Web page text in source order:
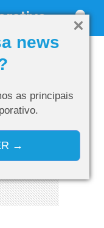
news
as principais
→